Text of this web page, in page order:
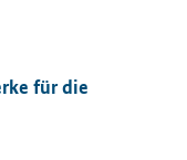
für die